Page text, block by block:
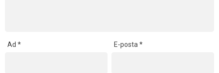
Ad * E-posta*